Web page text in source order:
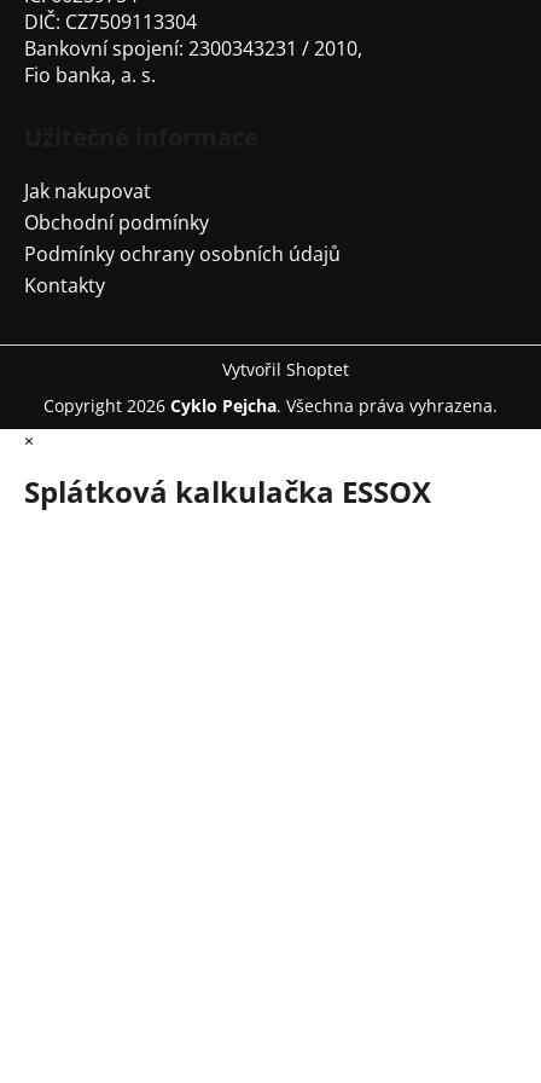
i
s
DIČ: CZ7509113304
Bankovní spojení: 2300343231 / 2010,
Fio banka, a. s.
Jak nakupovat
Obchodní podmínky
Podmínky ochrany osobních údajů
Kontakty
Vytvořil Shoptet
Copyright 2026 Cyklo Pejcha. Všechna práva vyhrazena.
×
Splátková kalkulačka ESSOX